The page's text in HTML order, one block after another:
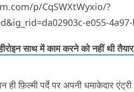
p/CqSWXtWyxio/?
e055-
साथ में काम करने को नहीं थी
ही फ़िल्मी पर्दे पर अपनी धमाकेदार